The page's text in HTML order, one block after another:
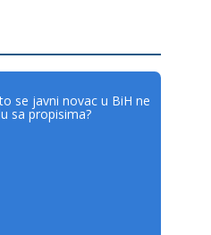
se javni novac u BiH ne
sa propisima?